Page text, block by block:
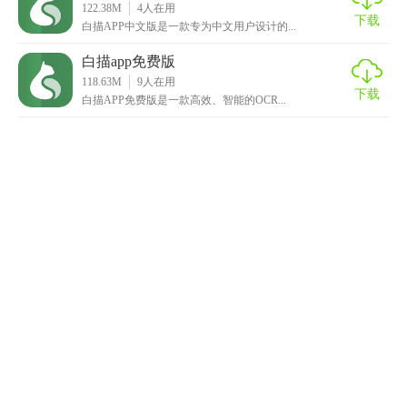
122.38M 4人在用
白描APP中文版是一款专为中文用户设计的...
下载
白描app免费版
118.63M 9人在用
白描APP免费版是一款高效、智能的OCR...
下载